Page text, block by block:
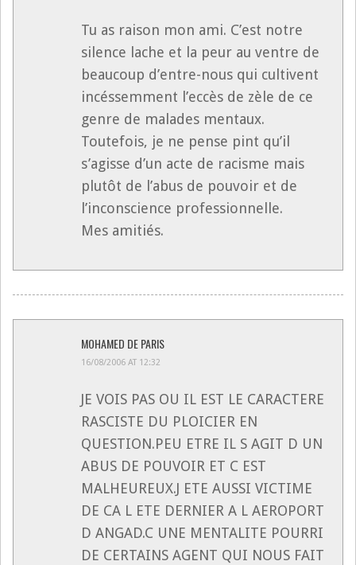
Tu as raison mon ami. C’est notre
silence lache et la peur au ventre de
beaucoup d’entre-nous qui cultivent
incéssemment l’eccès de zèle de ce
genre de malades mentaux.
Toutefois, je ne pense pint qu’il
s’agisse d’un acte de racisme mais
plutôt de l’abus de pouvoir et de
l’inconscience professionnelle.
Mes amitiés.
MOHAMED DE PARIS
16/08/2006 AT 12:32
JE VOIS PAS OU IL EST LE CARACTERE
RASCISTE DU PLOICIER EN
QUESTION.PEU ETRE IL S AGIT D UN
ABUS DE POUVOIR ET C EST
MALHEUREUX.J ETE AUSSI VICTIME
DE CA L ETE DERNIER A L AEROPORT
D ANGAD.C UNE MENTALITE POURRI
DE CERTAINS AGENT QUI NOUS FAIT